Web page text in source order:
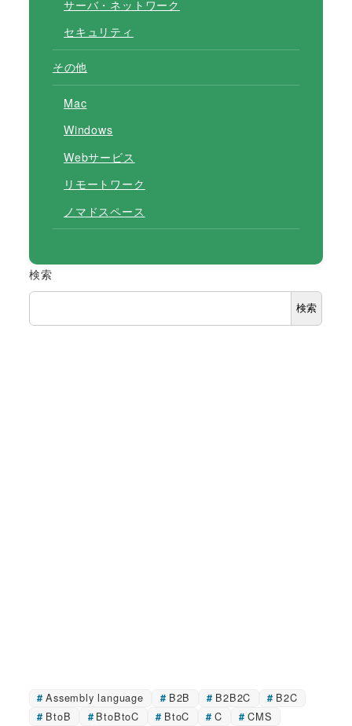
サーバ・ネットワーク
セキュリティ
その他
Mac
Windows
Webサービス
リモートワーク
ノマドスペース
検索
検索
Assembly language B2B B2B2C
B2C
BtoB
BtoBtoC BtoC C
CMS